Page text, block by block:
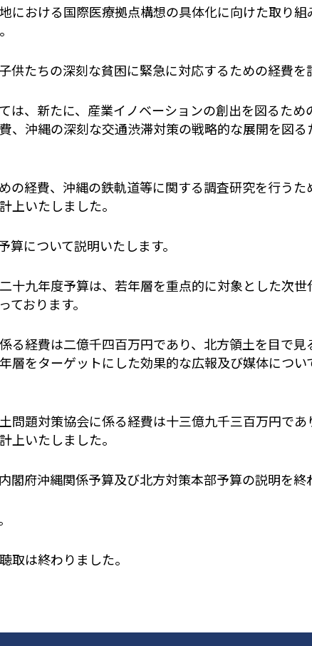
における国際医療拠点構想の具体化に向けた取り
たちの深刻な貧困に緊急に対応するための経費を
は、新たに、産業イノベーションの創出を図るため
、沖縄の深刻な交通渋滞対策の戦略的な展開を図
の経費、沖縄の鉄軌道等に関する調査研究を行う
上いたしました。
について説明いたします。
十九年度予算は、若年層を重点的に対象とした次
おります。
る経費は二億千四百万円であり、北方領土を目で
層をターゲットにした効果的な広報及び媒体につ
問題対策協会に係る経費は十三億九千三百万円で
上いたしました。
府沖縄関係予算及び北方対策本部予算の説明を終
取は終わりました。